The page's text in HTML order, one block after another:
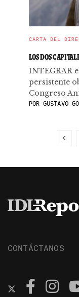
CARTA DEL
LOS DOS
INTEGRAR
persistente
Congreso
POR GUSTAVO
CONTÁCTANOS